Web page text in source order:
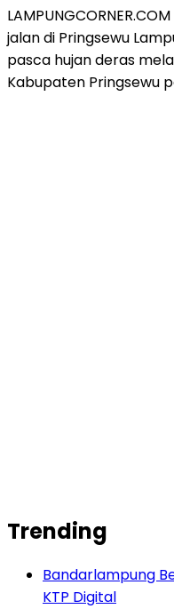
jalan di Pringsewu
pasca hujan deras
Kabupaten Pringsewu
Trending
Bandarlampung
KTP Digital